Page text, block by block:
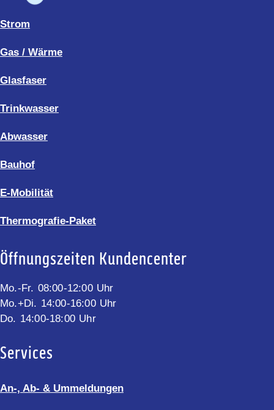
Strom
Gas / Wärme
Glasfaser
Trinkwasser
Abwasser
Bauhof
E-Mobilität
Thermografie-Paket
Öffnungszeiten Kundencenter
Mo.-Fr. 08:00-12:00 Uhr
Mo.+Di. 14:00-16:00 Uhr
Do. 14:00-18:00 Uhr
Services
An-, Ab- & Ummeldungen